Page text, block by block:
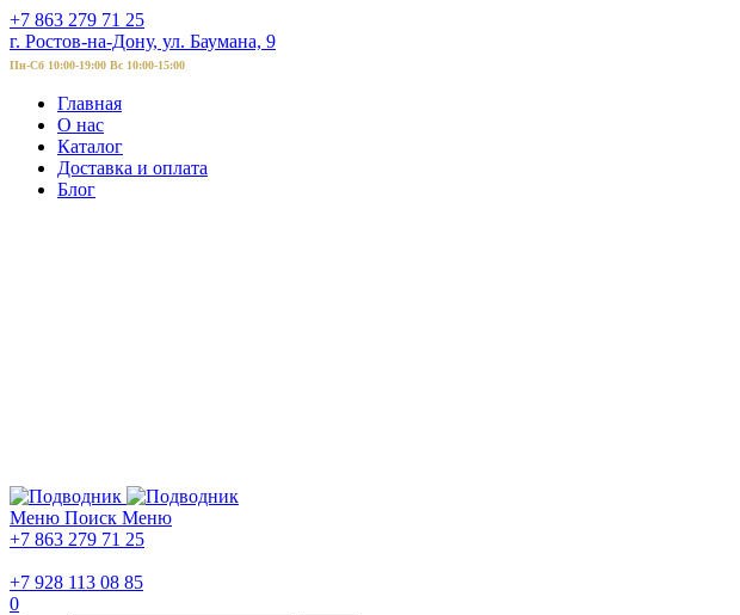
+7 863 279 71 25
г. Ростов-на-Дону, ул. Баумана, 9
Пн-Сб 10:00-19:00 Вс 10:00-15:00
Главная
О нас
Каталог
Доставка и оплата
Блог
Меню Поиск Меню
+7 863 279 71 25
+7 928 113 08 85
0